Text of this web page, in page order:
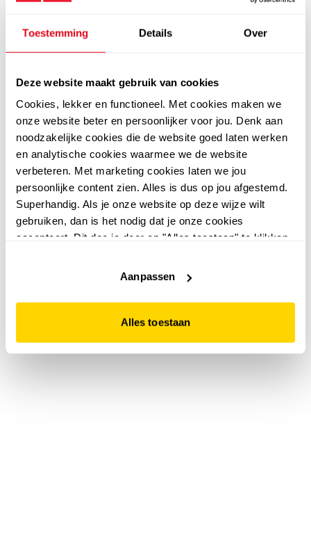
Toestemming Details Over
Deze website maakt gebruik van cookies
Cookies, lekker en functioneel. Met cookies maken we
onze website beter en persoonlijker voor jou. Denk aan
noodzakelijke cookies die de website goed laten werken
en analytische cookies waarmee we de website
verbeteren. Met marketing cookies laten we jou
persoonlijke content zien. Alles is dus op jou afgestemd.
Superhandig. Als je onze website op deze wijze wilt
gebruiken, dan is het nodig dat je onze cookies
accepteert. Dit doe je door op "Alles toestaan" te klikken.
website niet optimaal functioneert.
Aanpassen
Alles toestaan